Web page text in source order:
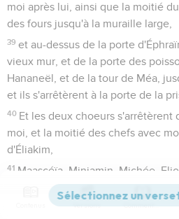
moi après lui, ainsi que la moitié
des fours jusqu'à la muraille large,
39 et au-dessus de la porte
vieux mur, et de la porte des
Hananeël, et de la tour de Méa,
et ils s'arrêtèrent à la porte de la
40 Et les deux choeurs s'arrêtèrent
moi, et la moitié des chefs avec
d'Éliakim,
41 Maascéïa, Minjamin, Michée,
avec des trompettes ;
et Maascéïa, et Shemahia, et
Versions Commentaires